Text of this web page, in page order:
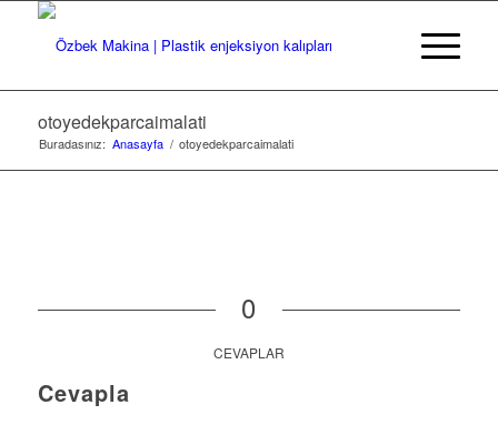
otoyedekparcaimalati
Buradasınız: Anasayfa / otoyedekparcaimalati
0
CEVAPLAR
Cevapla